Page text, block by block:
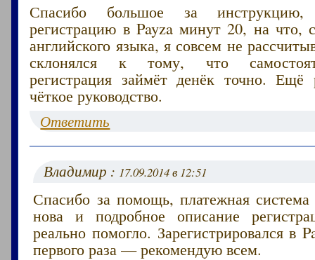
Спасибо большое за
регистрацию в Payza минут 20, на что,
английского языка, я совсем не
склонялся к тому, что
регистрация займёт денёк точно. Ещё
чёткое руководство.
Ответить
Владимир : 17.09.2014 в 12:51
Спасибо за помощь, платежная
нова и подробное описание
реально помогло. Зарегистрировался в
первого раза — рекомендую всем.